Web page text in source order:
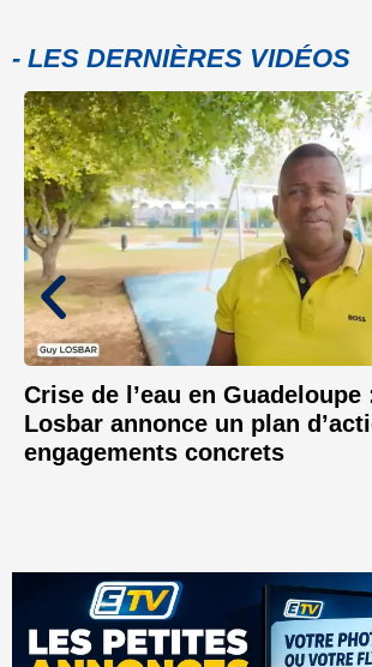
- LES DERNIÈRES VIDÉOS
Crise de l’eau en Guadeloupe
Losbar annonce un plan
engagements concrets